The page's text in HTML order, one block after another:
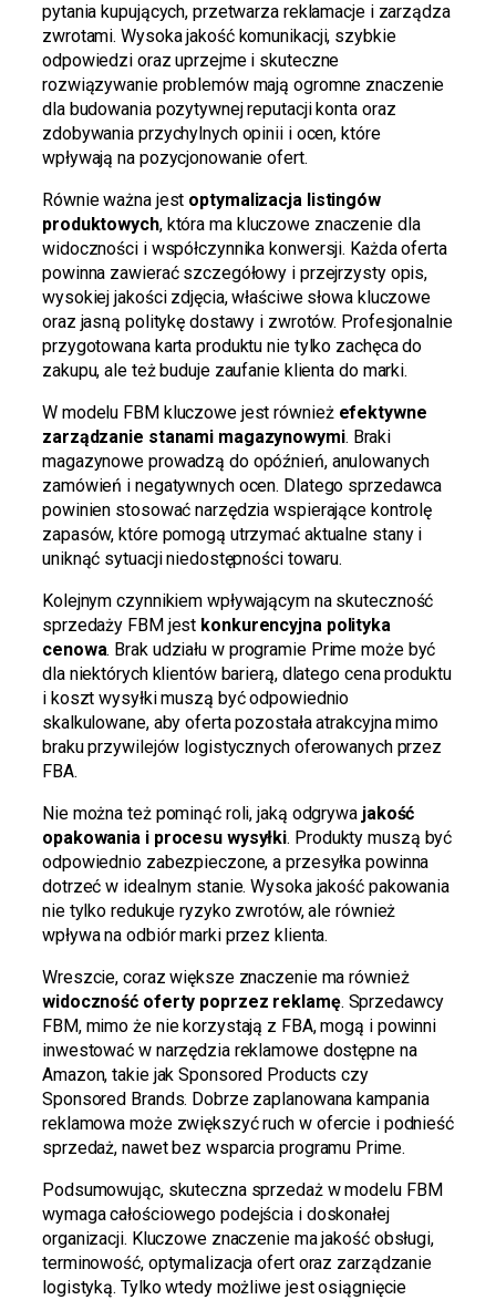
pytania kupujących, przetwarza reklamacje i zarządza
zwrotami. Wysoka jakość komunikacji, szybkie
odpowiedzi oraz uprzejme i skuteczne
rozwiązywanie problemów mają ogromne znaczenie
dla budowania pozytywnej reputacji konta oraz
zdobywania przychylnych opinii i ocen, które
wpływają na pozycjonowanie ofert.
Równie ważna jest optymalizacja listingów
produktowych, która ma kluczowe znaczenie dla
widoczności i współczynnika konwersji. Każda oferta
powinna zawierać szczegółowy i przejrzysty opis,
wysokiej jakości zdjęcia, właściwe słowa kluczowe
oraz jasną politykę dostawy i zwrotów. Profesjonalnie
przygotowana karta produktu nie tylko zachęca do
zakupu, ale też buduje zaufanie klienta do marki.
W modelu FBM kluczowe jest również efektywne
zarządzanie stanami magazynowymi. Braki
magazynowe prowadzą do opóźnień, anulowanych
zamówień i negatywnych ocen. Dlatego sprzedawca
powinien stosować narzędzia wspierające kontrolę
zapasów, które pomogą utrzymać aktualne stany i
uniknąć sytuacji niedostępności towaru.
Kolejnym czynnikiem wpływającym na skuteczność
sprzedaży FBM jest konkurencyjna polityka
cenowa. Brak udziału w programie Prime może być
dla niektórych klientów barierą, dlatego cena produktu
i koszt wysyłki muszą być odpowiednio
skalkulowane, aby oferta pozostała atrakcyjna mimo
braku przywilejów logistycznych oferowanych przez
FBA.
Nie można też pominąć roli, jaką odgrywa jakość
opakowania i procesu wysyłki. Produkty muszą być
odpowiednio zabezpieczone, a przesyłka powinna
dotrzeć w idealnym stanie. Wysoka jakość pakowania
nie tylko redukuje ryzyko zwrotów, ale również
wpływa na odbiór marki przez klienta.
Wreszcie, coraz większe znaczenie ma również
widoczność oferty poprzez reklamę. Sprzedawcy
FBM, mimo że nie korzystają z FBA, mogą i powinni
inwestować w narzędzia reklamowe dostępne na
Amazon, takie jak Sponsored Products czy
Sponsored Brands. Dobrze zaplanowana kampania
reklamowa może zwiększyć ruch w ofercie i podnieść
sprzedaż, nawet bez wsparcia programu Prime.
Podsumowując, skuteczna sprzedaż w modelu FBM
wymaga całościowego podejścia i doskonałej
organizacji. Kluczowe znaczenie ma jakość obsługi,
terminowość, optymalizacja ofert oraz zarządzanie
logistyką. Tylko wtedy możliwe jest osiągnięcie